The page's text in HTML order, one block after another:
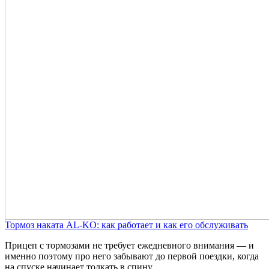
Тормоз наката AL-KO: как работает и как его обслуживать
Прицеп с тормозами не требует ежедневного внимания — и
именно поэтому про него забывают до первой поездки, когда